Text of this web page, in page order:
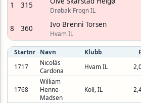
1 315
Drøbak-Frogn IL
8 360 Ivo Brenni Torsen
Hvam IL
Startnr Navn Klubb
1717
Nicolás
Cardona
Hvam IL
1768
William
Henne-
Madsen
Koll, IL